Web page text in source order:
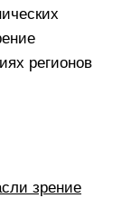
регионов
зрение